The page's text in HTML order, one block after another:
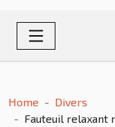
Home
Divers
Fauteuil relaxant